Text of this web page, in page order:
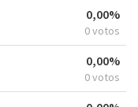
0,00%
0 votos
0,00%
0 votos